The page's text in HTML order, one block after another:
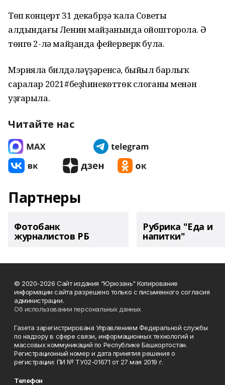
Төп концерт 31 декабрҙә ҡала Советы
алдындағы Ленин майҙанында ойошторола. Ә
төнгө 2-лә майҙанда фейерверк була.
Мэрияла билдәләүҙәренсә, быйыл барлыҡ
саралар 2021#беҙһинекөттөк слоганы менән
уҙғарыла.
Читайте нас
Партнеры
Фотобанк
журналистов РБ
Рубрика "Еда и
напитки"
© 2020-2026 Сайт издания "Юрюзань" Копирование
информации сайта разрешено только с письменного согласия
администрации.
Об использовании персональных данных
Газета зарегистрирована Управлением Федеральной службы
по надзору в сфере связи, информационных технологий и
массовых коммуникаций по Республике Башкортостан.
Регистрационный номер и дата принятия решения о
регистрации: ПИ № ТУ02-01671 от 27 мая 2019 г.
Телефон